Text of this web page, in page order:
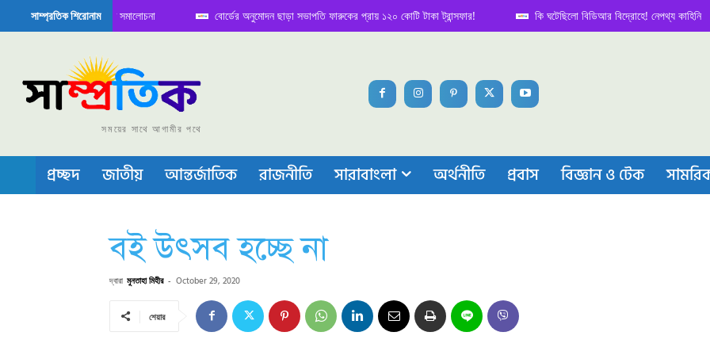
সাম্প্রতিক শিরোনাম
যোগাযোগ মাধ্যমে সমালোচনা বোর্ডের অনুমোদন ছাড়া সভাপতি ফারুকের প্রায় ১২০ কোটি টাকা ট্রান্সফার! কি ঘটেছিলো বিডিআর বিদ্রোহে! নেপথ্য কাহিনি
তৈরিতে নিজের শক্ত অবস্থান জানান দিচ্ছে চীন
সময়ের সাথে আগামীর পথে
প্রচ্ছদ জাতীয় আন্তর্জাতিক রাজনীতি সারাবাংলা অর্থনীতি প্রবাস বিজ্ঞান ও টেক
বই উৎসব হচ্ছে না
দ্বারা মুনতাহা মিহীর - October 29, 2020
শেয়ার